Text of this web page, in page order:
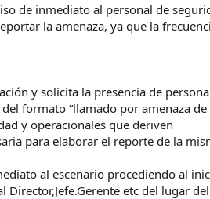
de inmediato al personal de
la amenaza, ya que la
y solicita la presencia de
formato “llamado por amenaza
y operacionales que deriven
para elaborar el reporte de la
al escenario procediendo al
etc del lugar